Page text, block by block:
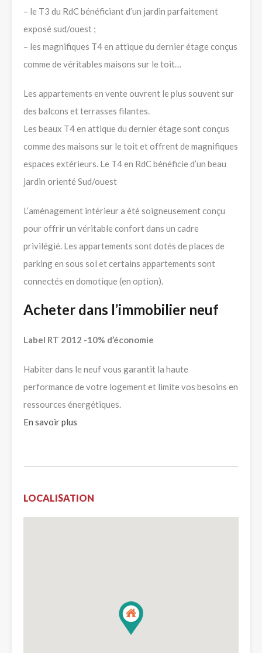
– le T3 du RdC bénéficiant d’un jardin parfaitement
exposé sud/ouest ;
– les magnifiques T4 en attique du dernier étage conçus
comme de véritables maisons sur le toit…
Les appartements en vente ouvrent le plus souvent sur
des balcons et terrasses filantes.
Les beaux T4 en attique du dernier étage sont conçus
comme des maisons sur le toit et offrent de magnifiques
espaces extérieurs. Le T4 en RdC bénéficie d’un beau
jardin orienté Sud/ouest
L’aménagement intérieur a été soigneusement conçu
pour offrir un véritable confort dans un cadre
privilégié. Les appartements sont dotés de places de
parking en sous sol et certains appartements sont
connectés en domotique (en option).
Acheter dans l’immobilier neuf
Label RT 2012 -10% d’économie
Habiter dans le neuf vous garantit la haute
performance de votre logement et limite vos besoins en
ressources énergétiques.
En savoir plus
LOCALISATION